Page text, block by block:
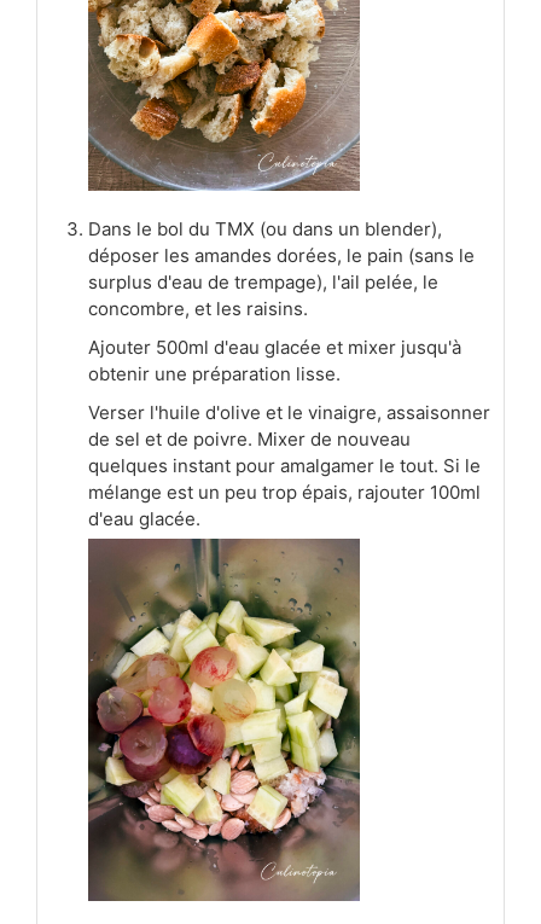
Dans le bol du TMX (ou dans un blender),
déposer les amandes dorées, le pain (sans le
surplus d'eau de trempage), l'ail pelée, le
concombre, et les raisins.
Ajouter 500ml d'eau glacée et mixer jusqu'à
obtenir une préparation lisse.
Verser l'huile d'olive et le vinaigre, assaisonner
de sel et de poivre. Mixer de nouveau
quelques instant pour amalgamer le tout. Si le
mélange est un peu trop épais, rajouter 100ml
d'eau glacée.